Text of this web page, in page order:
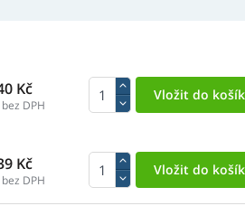
Kč
bez DPH
Kč
bez DPH